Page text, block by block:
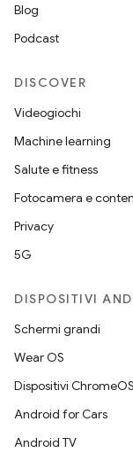
Blog
Podcast
DISCOVER
Videogiochi
Machine learning
Salute e fitness
Fotocamera e
Privacy
5G
DISPOSITIVI
Schermi grandi
Wear OS
Dispositivi ChromeOS
Android for Cars
Android TV